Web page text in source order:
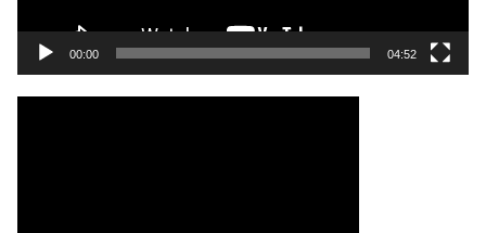
00:00 04:52